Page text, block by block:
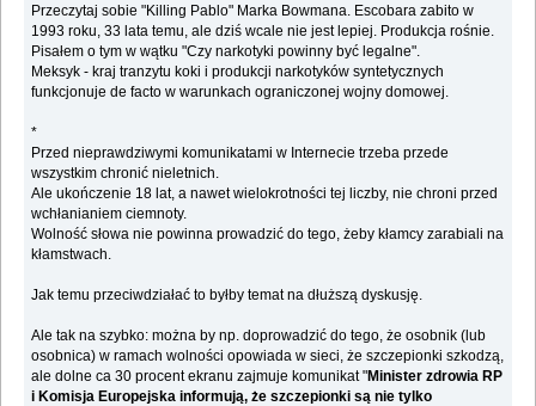
Przeczytaj sobie "Killing Pablo" Marka Bowmana. Escobara zabito w
1993 roku, 33 lata temu, ale dziś wcale nie jest lepiej. Produkcja rośnie.
Pisałem o tym w wątku "Czy narkotyki powinny być legalne".
Meksyk - kraj tranzytu koki i produkcji narkotyków syntetycznych
funkcjonuje de facto w warunkach ograniczonej wojny domowej.
*
Przed nieprawdziwymi komunikatami w Internecie trzeba przede
wszystkim chronić nieletnich.
Ale ukończenie 18 lat, a nawet wielokrotności tej liczby, nie chroni przed
wchłanianiem ciemnoty.
Wolność słowa nie powinna prowadzić do tego, żeby kłamcy zarabiali na
kłamstwach.
Jak temu przeciwdziałać to byłby temat na dłuższą dyskusję.
Ale tak na szybko: można by np. doprowadzić do tego, że osobnik (lub
osobnica) w ramach wolności opowiada w sieci, że szczepionki szkodzą,
ale dolne ca 30 procent ekranu zajmuje komunikat "Minister zdrowia RP
i Komisja Europejska informują, że szczepionki są nie tylko